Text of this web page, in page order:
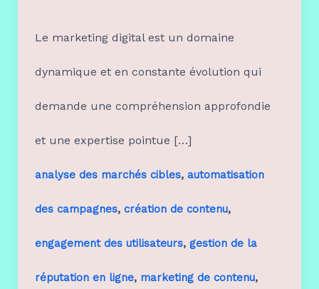
Le marketing digital est un domaine
dynamique et en constante évolution qui
demande une compréhension approfondie
et une expertise pointue […]
analyse des marchés cibles, automatisation
des campagnes, création de contenu,
engagement des utilisateurs, gestion de la
réputation en ligne, marketing de contenu,